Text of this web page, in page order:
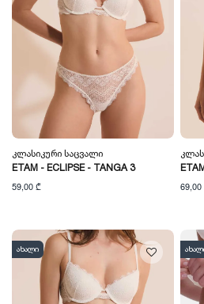
Კლასიკური Საცვალი
ETAM - ECLIPSE - TANGA 3
59,00 ₾
ახალი